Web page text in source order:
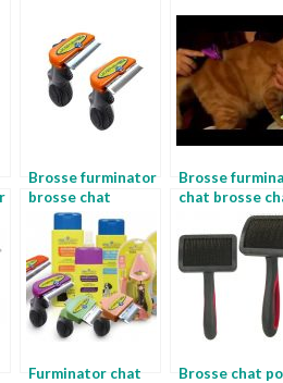
Brosse furminator
brosse chat
Brosse
chat brosse
furminator
Furminator chat
Brosse chat